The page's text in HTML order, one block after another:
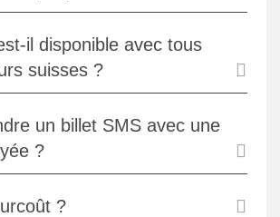
il disponible avec tous
suisses ?
un billet SMS avec une
?
?